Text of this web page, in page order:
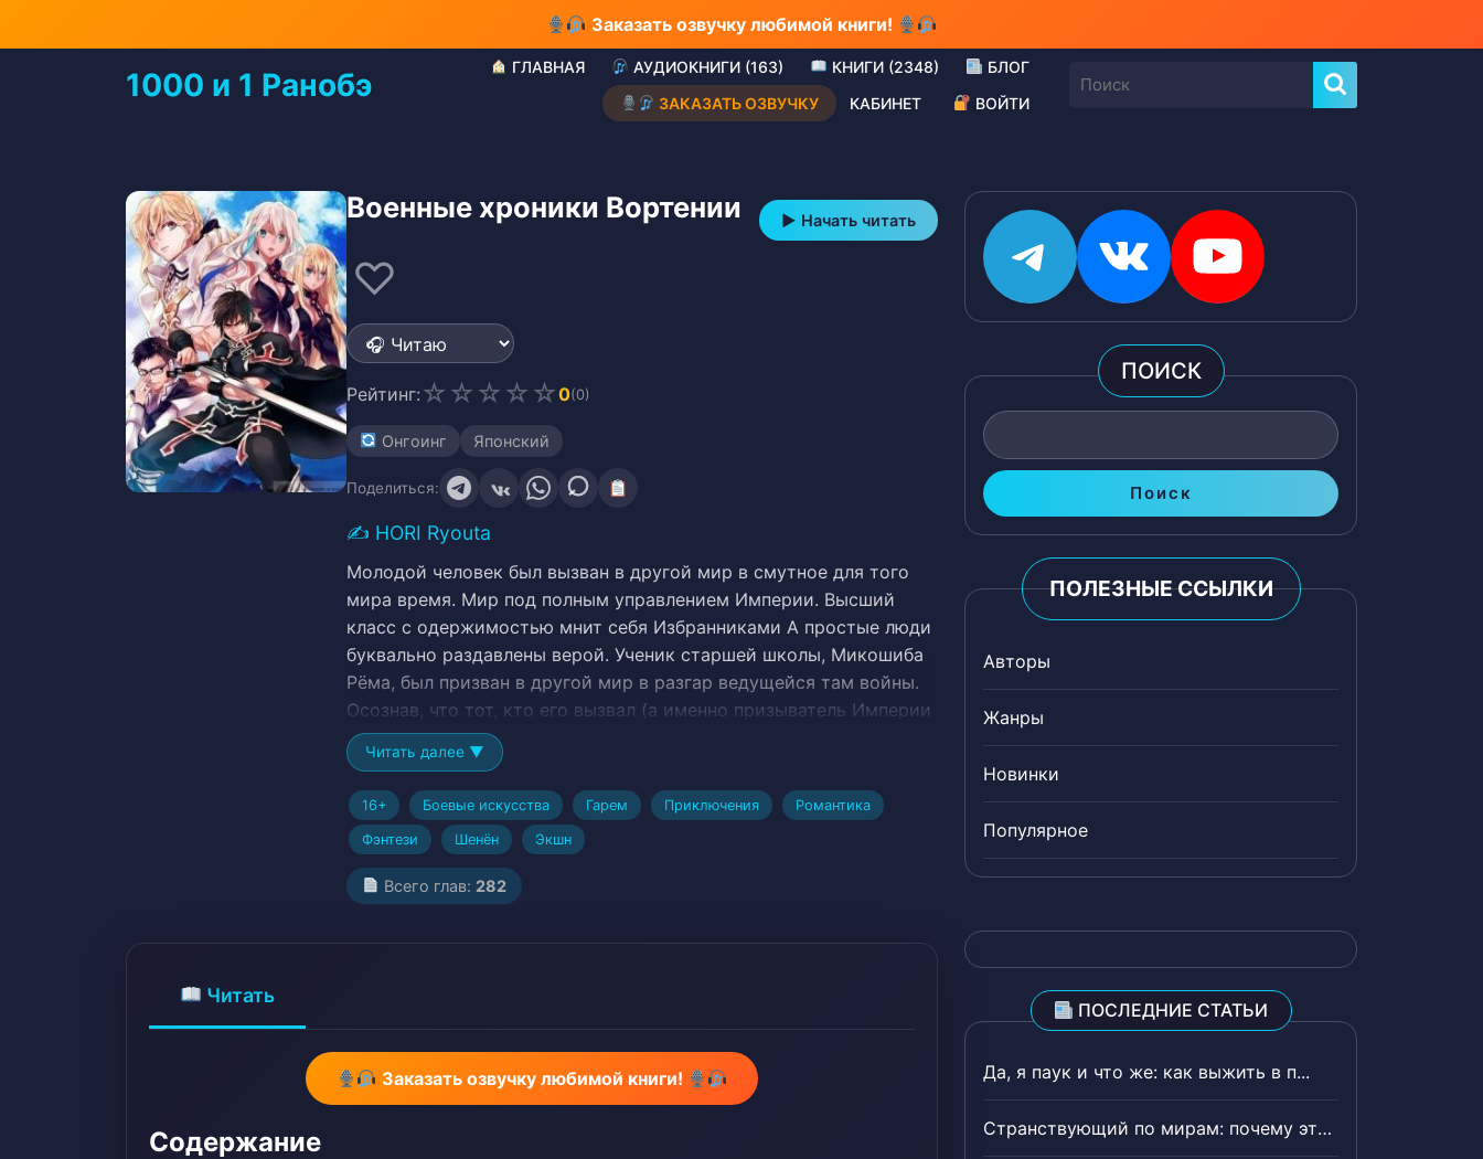
Заказать озвучку любимой книги!
1000 и 1 Ранобэ ГЛАВНАЯ АУДИОКНИГИ (163) КНИГИ (2348)
БЛОГ
ЗАКАЗАТЬ ОЗВУЧКУ
КАБИНЕТ ВОЙТИ
Найти:
Военные хроники Вортении ▶ Начать читать
♡
Рейтинг: ☆ ☆ ☆ ☆ ☆0(0)
Онгоинг Японский
Поделиться:
✍️ HORI Ryouta
Молодой человек был вызван в другой мир в смутное для того
мира время. Мир под полным управлением Империи. Высший
класс с одержимостью мнит себя Избранниками А простые люди
буквально раздавлены верой. Ученик старшей школы, Микошиба
Рёма, был призван в другой мир в разгар ведущейся там войны.
Осознав, что тот, кто его вызвал (а именно призыватель Империи
О’Лтормея), хотел принудительно заставить его служить
Империи, парень использовал свои навыки в боевых искусствах,
чтобы сбежать от него и его охранников, убив во время побега
нескольких важных людей Империи. Однажды он спасает двух
сестер-близнецов из лап похитителей. Обе девочки (которые,
кстати, умеют использовать магию) клянутся ему в верности и
обещают служить. Теперь Рёма начинает свой путь к
Individuals, Nobles, Сверхсильный протагонист, Политики,
Протагонист сильный с самого начала, Royalty, Ruthless
Читать далее ▼
16+ Боевые искусства Гарем Приключения Романтика
Фэнтези Шенён Экшн
Всего глав: 282
Читать
Заказать озвучку любимой книги!
Содержание
Telegram ВКонтакте YouTube
ПОИСК
Поиск
ПОЛЕЗНЫЕ ССЫЛКИ
Авторы
Жанры
Новинки
Популярное
ПОСЛЕДНИЕ СТАТЬИ
Да, я паук и что же: как выжить в п...
Странствующий по мирам: почему эта ...